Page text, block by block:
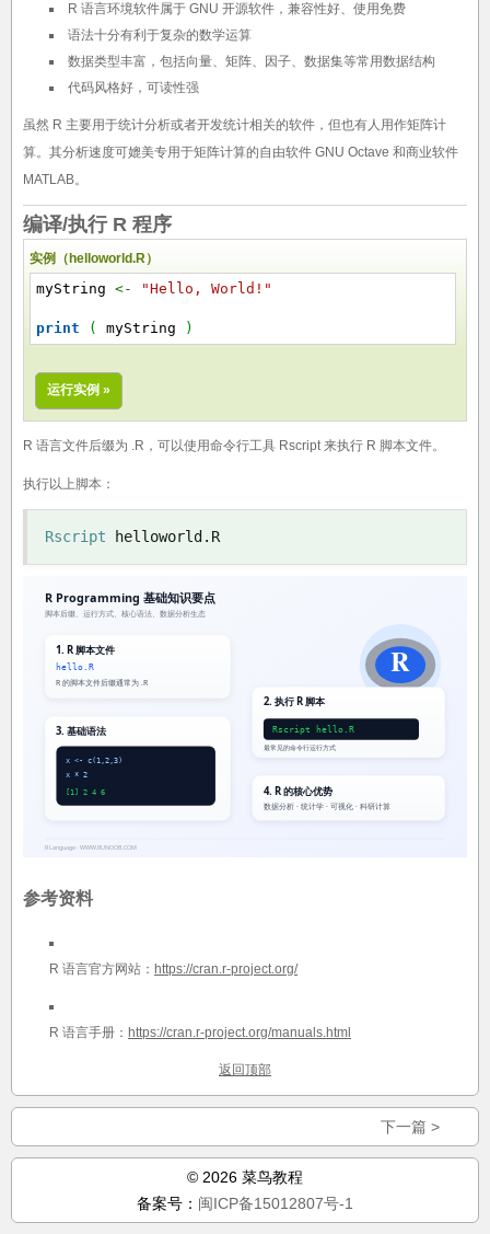
R 语言环境软件属于 GNU 开源软件，兼容性好、使用免费
语法十分有利于复杂的数学运算
数据类型丰富，包括向量、矩阵、因子、数据集等常用数据结构
代码风格好，可读性强
虽然 R 主要用于统计分析或者开发统计相关的软件，但也有人用作矩阵计
算。其分析速度可媲美专用于矩阵计算的自由软件 GNU Octave 和商业软件
MATLAB。
编译/执行 R 程序
实例（helloworld.R）
myString <- "Hello, World!"
print ( myString )
运行实例 »
R 语言文件后缀为 .R ，可以使用命令行工具 Rscript来执行 R 脚本文件。
执行以上脚本：
Rscript helloworld . R
R Programming 基础知识要点
脚本后缀、运行方式、核心语法、数据分析生态
R
1. R 脚本文件
hello.R
R 的脚本文件后缀通常为 .R
2. 执行 R 脚本
Rscript hello.R
最常见的命令行运行方式
3. 基础语法
x <- c(1,2,3)
x * 2
[1] 2 4 6
4. R 的核心优势
数据分析 · 统计学 · 可视化 · 科研计算
R Language - WWW.RUNOOB.COM
参考资料
R 语言官方网站： https://cran.r-project.org/
R 语言手册： https://cran.r-project.org/manuals.html
返回顶部
下一篇 >
© 2026 菜鸟教程
备案号： 闽ICP备15012807号-1